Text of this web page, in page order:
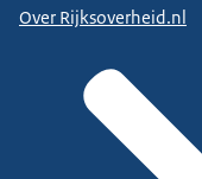
Over Rijksoverheid.nl